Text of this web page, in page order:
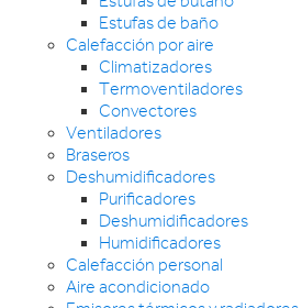
Estufas de baño
Calefacción por aire
Climatizadores
Termoventiladores
Convectores
Ventiladores
Braseros
Deshumidificadores
Purificadores
Deshumidificadores
Humidificadores
Calefacción personal
Aire acondicionado